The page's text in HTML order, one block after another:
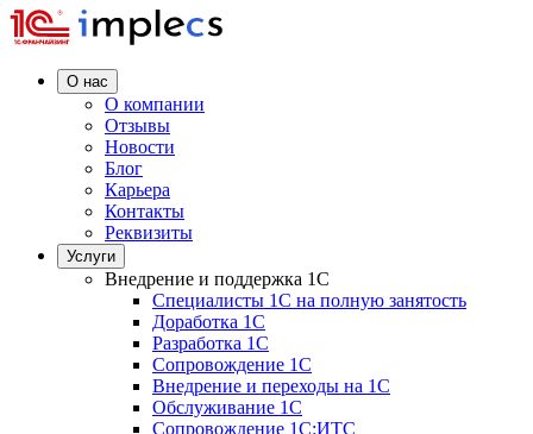
О нас
О компании
Отзывы
Новости
Блог
Карьера
Контакты
Реквизиты
Услуги
Внедрение и поддержка 1C
Специалисты 1C на полную занятость
Доработка 1C
Разработка 1C
Сопровождение 1C
Внедрение и переходы на 1C
Обслуживание 1C
Сопровождение 1C:ИТС